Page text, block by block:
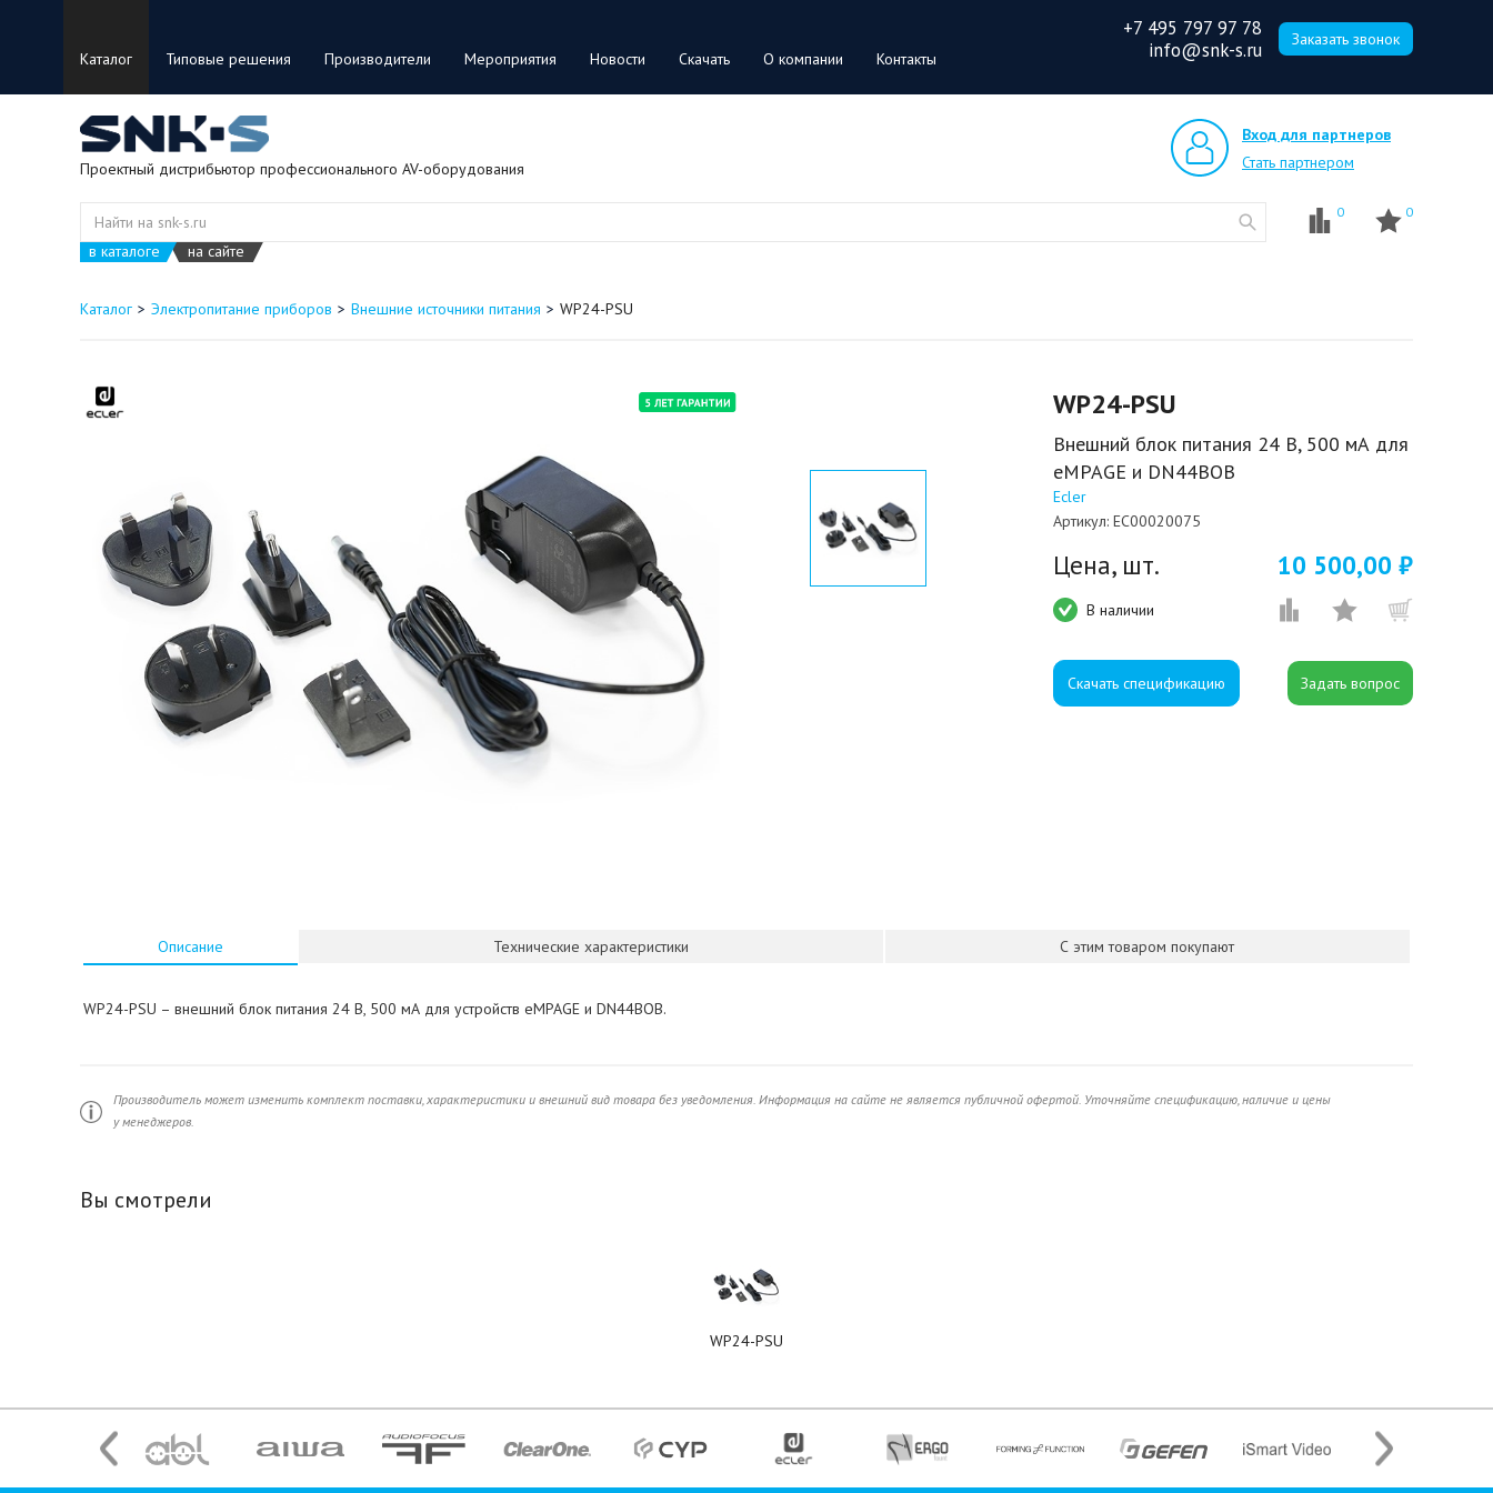
Каталог Типовые решения Производители Мероприятия Новости Скачать О компании Контакты
+7 495 797 97 78
info@snk-s.ru
Заказать звонок
Проектный дистрибьютор профессионального AV-оборудования
Вход для партнеров
Стать партнером
в каталоге на сайте
0 0
Каталог Электропитание приборов Внешние источники питания WP24-PSU
WP24-PSU
Внешний блок питания 24 В, 500 мА для
eMPAGE и DN44BOB
Ecler
Артикул: EC00020075
Цена, шт. 10 500,00 ₽
В наличии
Скачать спецификацию
Описание Технические характеристики С этим товаром покупают
WP24-PSU – внешний блок питания 24 В, 500 мА для устройств eMPAGE и DN44BOB.
Производитель может изменить комплект поставки, характеристики и внешний вид товара без уведомления. Информация на сайте не является публичной офертой. Уточняйте спецификацию, наличие и цены
у менеджеров.
Вы смотрели
WP24-PSU